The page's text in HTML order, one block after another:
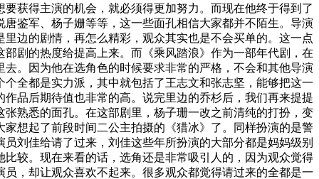
获得主演的机会，就必须得更加努力。而现在他终于得到了
鉴军、杨子姗等等，这一些面孔相信大家都并不陌生。导演
边的剧情，再怎么精彩，观众其实也是不会买单的。这一点
剧的热度给提高上来。而《乘风踏浪》作为一部年代剧，在
。因为他在选角色的时候要求非常的严格，不会和其他导演
全都是实力派，其中就包括了王志文和张志坚，能够把这一
品后期待值也非常的高。说完里边的乔杉后，我们再来提提
熟悉的面孔。在这部剧里，杨子珊一改之前清纯的打扮，变
想起了前段时间二公主拍摄的《猎冰》了。同样扮演的是警
刘佳给请了过来，刘佳这些年所扮演的大部分都是妈妈级别
较。现在来看的话，选角还是非常吸引人的，因为观众觉得
，却让观众喜欢不起来。很多观众都觉得请过来的全都是一